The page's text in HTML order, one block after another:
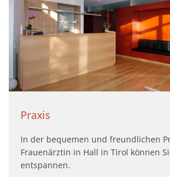
Praxis
In der bequemen und freundlichen
Frauenärztin in Hall in Tirol können
entspannen.